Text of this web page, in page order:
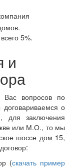
5%.
и
Вас вопросов по
о
для заключения
или М.О., то мы
шоссе дом 15,
(скачать пример